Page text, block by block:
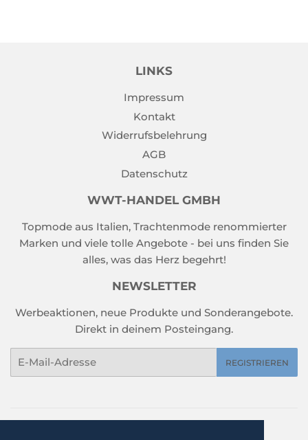
LINKS
Impressum
Kontakt
Widerrufsbelehrung
AGB
Datenschutz
WWT-HANDEL GMBH
Topmode aus Italien, Trachtenmode renommierter
Marken und viele tolle Angebote - bei uns finden Sie
alles, was das Herz begehrt!
NEWSLETTER
Werbeaktionen, neue Produkte und Sonderangebote.
Direkt in deinem Posteingang.
E-
REGISTRIEREN